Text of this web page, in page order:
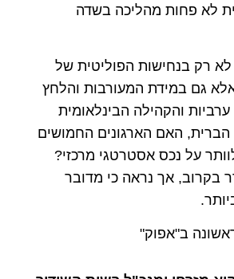
לא פחות מהליכה בשדה
רק בנחישות הפוליטית של
גם במידת המעורבות והלחץ
ערביות והקהילה הבינלאומית
האם הארגונים החמושים
על נכס אסטרטגי מרכזי?
בקרוב, אך נראה כי מדובר
ב"אפוק"